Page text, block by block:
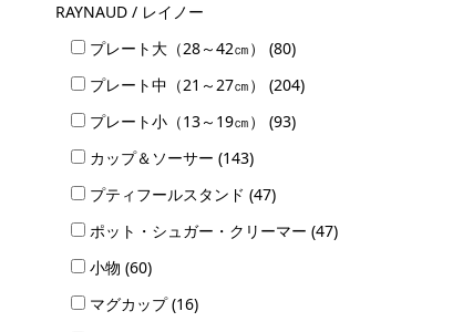
RAYNAUD / レイノー
プレート大（28～42㎝） (80)
プレート中（21～27㎝） (204)
プレート小（13～19㎝） (93)
カップ＆ソーサー (143)
プティフールスタンド (47)
ポット・シュガー・クリーマー (47)
小物 (60)
マグカップ (16)